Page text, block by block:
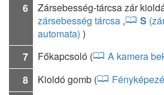
6
Zársebesség-tárcsa zár
zársebesség tárcsa , S
automata) )
7
Főkapcsoló ( A kamera
8
Kioldó gomb (